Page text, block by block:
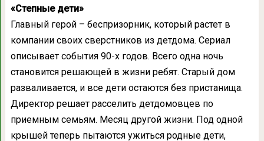
«Степные дети»
Главный герой – беспризорник, который растет в
компании своих сверстников из детдома. Сериал
описывает события 90-х годов. Всего одна ночь
становится решающей в жизни ребят. Старый дом
разваливается, и все дети остаются без пристанища.
Директор решает расселить детдомовцев по
приемным семьям. Месяц другой жизни. Под одной
крышей теперь пытаются ужиться родные дети,